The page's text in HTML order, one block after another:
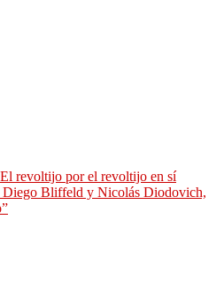
revoltijo por el revoltijo en sí
Diego Bliffeld y Nicolás Diodovich,